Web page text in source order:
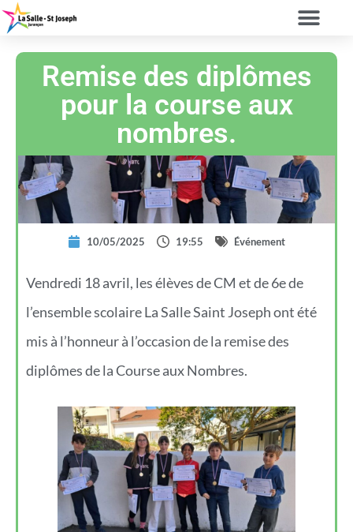
Remise des diplômes
pour la course aux
nombres.
10/05/2025 19:55 Événement
Vendredi 18 avril, les élèves de CM et de 6e de
l’ensemble scolaire La Salle Saint Joseph ont été
mis à l’honneur à l’occasion de la remise des
diplômes de la Course aux Nombres.